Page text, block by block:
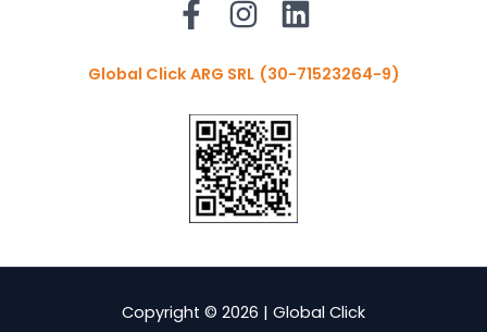
Global Click ARG SRL (30-71523264-9)
Copyright © 2026 | Global Click